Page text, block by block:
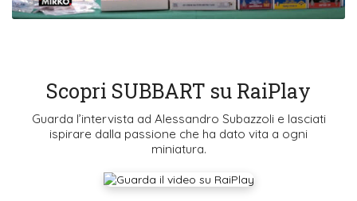
Scopri SUBBART su RaiPlay
Guarda l’intervista ad Alessandro Subazzoli e lasciati
ispirare dalla passione che ha dato vita a ogni
miniatura.